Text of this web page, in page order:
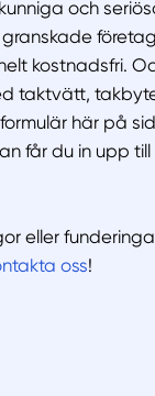
och
kostnadsfri.
taktvätt,
här på
får du in upp till
eller
oss!